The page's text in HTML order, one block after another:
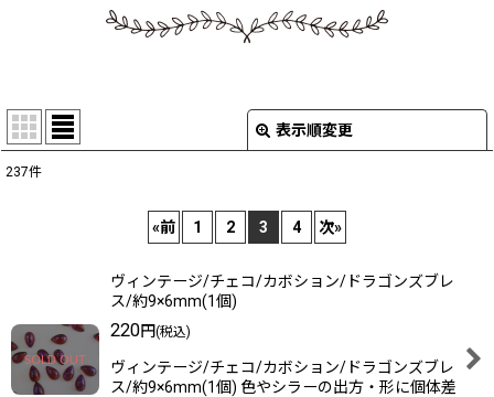
表示順変更
237件
«前 1 2 3 4 次»
ヴィンテージ/チェコ/カボション/ドラゴンズブレ
ス/約9×6mm(1個)
220円(税込)
ヴィンテージ/チェコ/カボション/ドラゴンズブレ
ス/約9×6mm(1個) 色やシラーの出方・形に個体差